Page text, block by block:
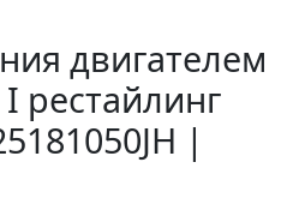
двигателем
рестайлинг
|